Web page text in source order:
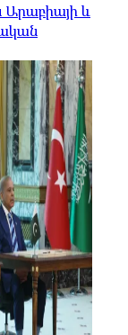
Արաբիայի և